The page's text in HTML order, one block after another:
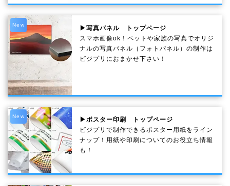
New
▶写真パネル トップページ
スマホ画像ok！ペットや家族の写真でオリジ
ナルの写真パネル（フォトパネル）の制作は
ビジプリにおまかせ下さい！
New
▶ポスター印刷 トップページ
ビジプリで制作できるポスター用紙をライン
ナップ！用紙や印刷についてのお役立ち情報
も！